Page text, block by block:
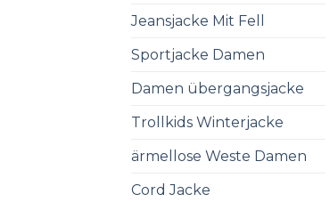
Jeansjacke Mit Fell
Sportjacke Damen
Damen übergangsjacke
Trollkids Winterjacke
ärmellose Weste Damen
Cord Jacke